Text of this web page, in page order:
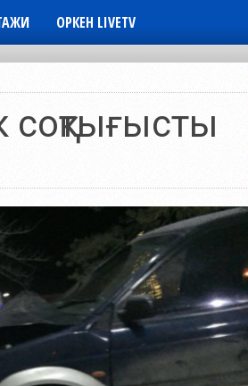
ОРКЕН LIVETV
соқтығысты